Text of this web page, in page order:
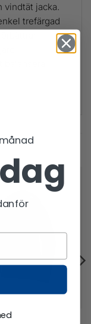
vindtät jacka.
trefärgad